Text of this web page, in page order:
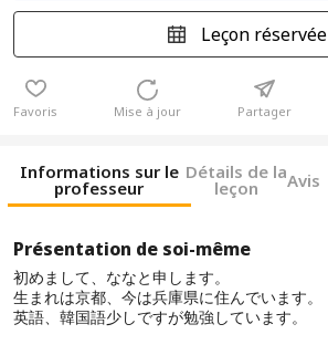
Leçon réservée
Favoris Mise à jour Partager
Informations sur le
professeur
Détails de la
leçon Avis
Présentation de soi-même
初めまして、ななと申します。
生まれは京都、今は兵庫県に住んでいます。
英語、韓国語少しですが勉強しています。